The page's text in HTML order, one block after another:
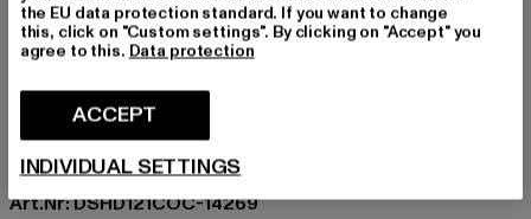
Leikkaa: Oversize
Tuotemerkki: Dropsize
Kategoria: Hupparit
Color: beige
Valmistaja väri: coconutmilk
Materiaalin koostumus: 70% Puuvilla, 30% Polyesteri
Art.Nr: DSHD121COC-14269
the EU data protection standard. If you want to change
this, click on "Custom settings". By clicking on "Accept" you
agree to this. Data protection
ACCEPT
INDIVIDUAL SETTINGS